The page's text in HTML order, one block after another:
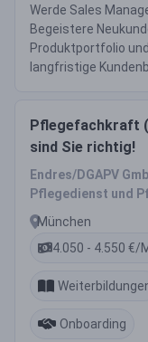
Werde Sales
Begeistere
Produktportfolio
langfristige
Pflegefachkraft
sind Sie richtig!
Endres/DGAPV
Pflegedienst und
München
4.050 - 4.550 €/
Onboarding